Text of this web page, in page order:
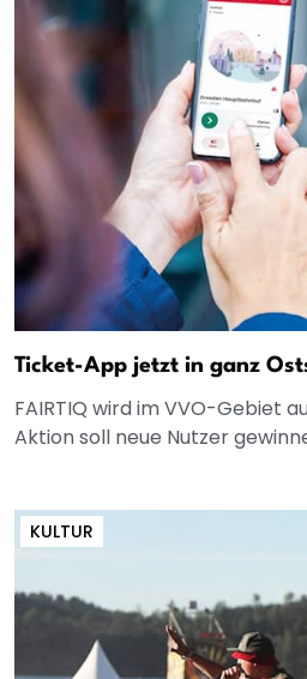
Ticket-App jetzt in ganz
FAIRTIQ wird im VVO-Gebiet
Aktion soll neue Nutzer
KULTUR